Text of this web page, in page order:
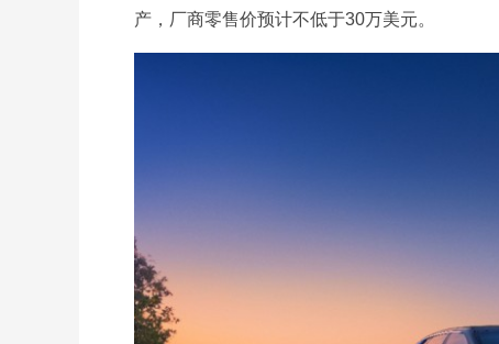
产，厂商零售价预计不低于30万美元。